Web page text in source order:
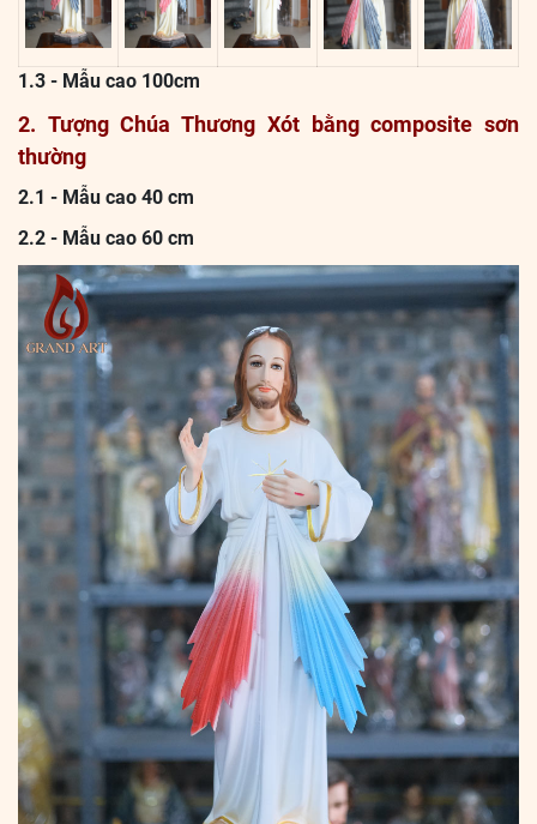
1.3 - Mẫu cao 100cm
2. Tượng Chúa Thương Xót bằng composite sơn
thường
2.1 - Mẫu cao 40 cm
2.2 - Mẫu cao 60 cm